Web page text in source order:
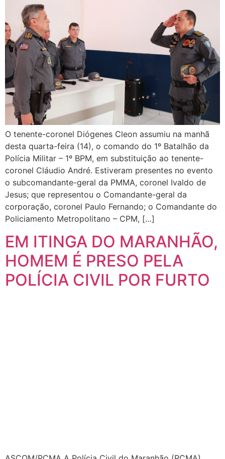
O tenente-coronel Diógenes Cleon assumiu na manhã
desta quarta-feira (14), o comando do 1º Batalhão da
Polícia Militar – 1º BPM, em substituição ao tenente-
coronel Cláudio André. Estiveram presentes no evento
o subcomandante-geral da PMMA, coronel Ivaldo de
Jesus; que representou o Comandante-geral da
corporação, coronel Paulo Fernando; o Comandante do
Policiamento Metropolitano – CPM, […]
EM ITINGA DO MARANHÃO,
HOMEM É PRESO PELA
POLÍCIA CIVIL POR FURTO